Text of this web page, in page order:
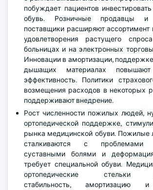
побуждает пациентов
обувь. Розничные продавцы и
поставщики расширяют ассортимент
удовлетворения растущего
больницах и на электронных
Инновации в амортизации,
дышащих материалах
эффективность. Политики
возмещения расходов в некоторых
поддерживают внедрение.
Рост численности пожилых людей,
ортопедической поддержке,
рынка медицинской обуви. Пожилые
сталкиваются с проблемами
суставными болями и
требует специальной обуви.
ортопедические стельки
стабильность, амортизацию